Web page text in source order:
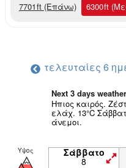
7701ft (Επάνω) 6300ft
τελευταίες 6
Next 3 days
Ηπιος καιρός.
ελάχ. 13°C
άνεμοι.
Υψος Σάββατο
8